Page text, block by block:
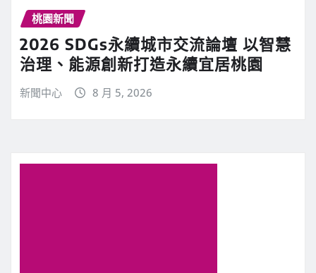
桃園新聞
2026 SDGs永續城市交流論壇 以智慧
治理、能源創新打造永續宜居桃園
新聞中心 8 月 5, 2026